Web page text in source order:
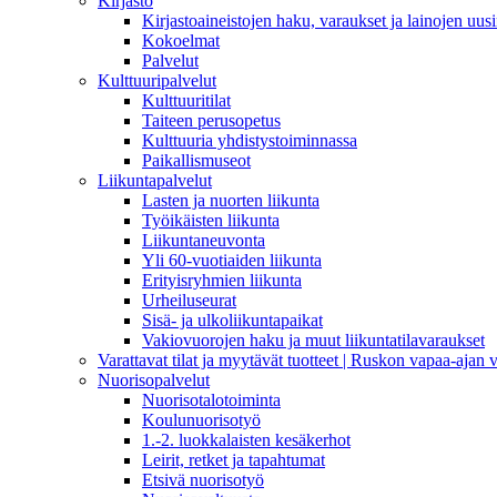
Kirjastoaineistojen haku, varaukset ja lainojen
Kokoelmat
Palvelut
Kulttuuripalvelut
Kulttuuritilat
Taiteen perusopetus
Kulttuuria yhdistystoiminnassa
Paikallismuseot
Liikuntapalvelut
Lasten ja nuorten liikunta
Työikäisten liikunta
Liikuntaneuvonta
Yli 60-vuotiaiden liikunta
Erityisryhmien liikunta
Urheiluseurat
Sisä- ja ulkoliikuntapaikat
Vakiovuorojen haku ja muut liikuntatilavaraukset
Varattavat tilat ja myytävät tuotteet | Ruskon vapaa-ajan
Nuorisopalvelut
Nuorisotalotoiminta
Koulunuorisotyö
1.-2. luokkalaisten kesäkerhot
Leirit, retket ja tapahtumat
Etsivä nuorisotyö